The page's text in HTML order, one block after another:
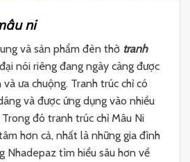
ni
và sản phẩm đèn thờ tranh
nói riêng đang ngày càng được
ưa chuộng. Tranh trúc chỉ có
và được ứng dụng vào nhiều
đó tranh trúc chỉ Mâu Ni
hơn cả, nhất là những gia đình
Nhadepaz tìm hiểu sâu hơn về